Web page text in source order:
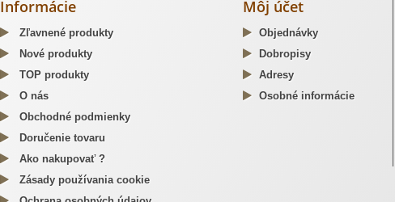
Informácie
Zľavnené produkty
Nové produkty
TOP produkty
O nás
Obchodné podmienky
Doručenie tovaru
Ako nakupovať ?
Zásady používania cookie
Môj účet
Objednávky
Dobropisy
Adresy
Osobné informácie